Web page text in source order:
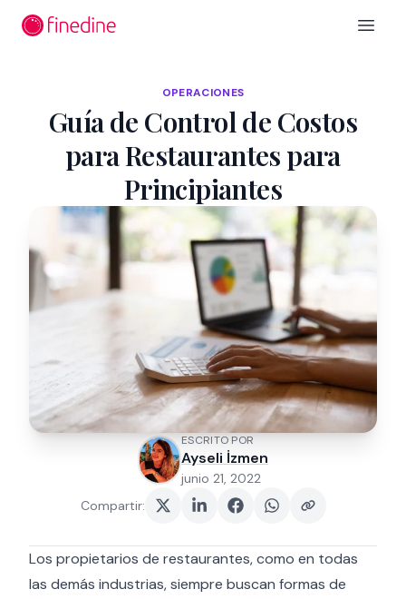
Open
OPERACIONES
Guía de Control de Costos
para Restaurantes para
Principiantes
ESCRITO POR
Ayseli İzmen
junio 21, 2022
Compartir:
Los propietarios de restaurantes, como en todas
las demás industrias, siempre buscan formas de